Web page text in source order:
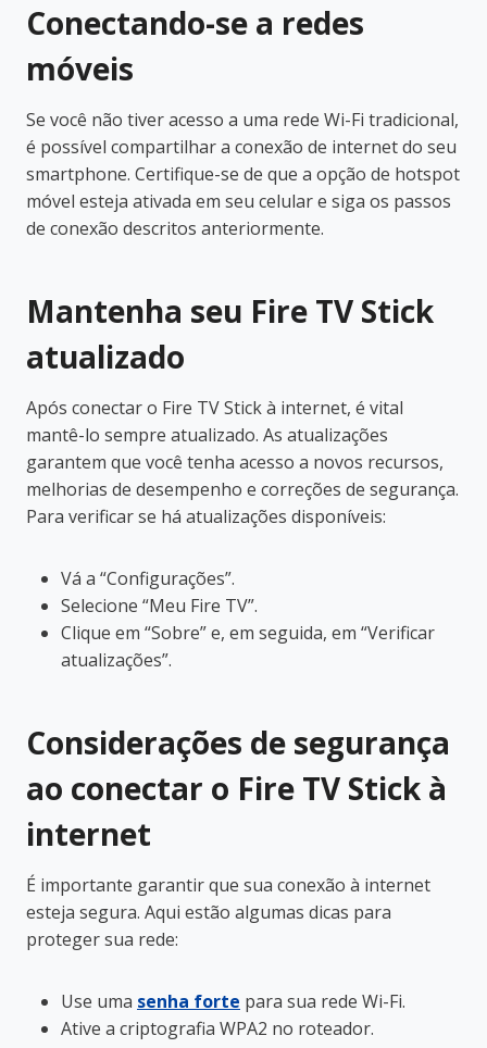
Conectando-se a redes
móveis
Se você não tiver acesso a uma rede Wi-Fi tradicional,
é possível compartilhar a conexão de internet do seu
smartphone. Certifique-se de que a opção de hotspot
móvel esteja ativada em seu celular e siga os passos
de conexão descritos anteriormente.
Mantenha seu Fire TV Stick
atualizado
Após conectar o Fire TV Stick à internet, é vital
mantê-lo sempre atualizado. As atualizações
garantem que você tenha acesso a novos recursos,
melhorias de desempenho e correções de segurança.
Para verificar se há atualizações disponíveis:
Vá a “Configurações”.
Selecione “Meu Fire TV”.
Clique em “Sobre” e, em seguida, em “Verificar
atualizações”.
Considerações de segurança
ao conectar o Fire TV Stick à
internet
É importante garantir que sua conexão à internet
esteja segura. Aqui estão algumas dicas para
proteger sua rede:
Use uma senha forte para sua rede Wi-Fi.
Ative a criptografia WPA2 no roteador.